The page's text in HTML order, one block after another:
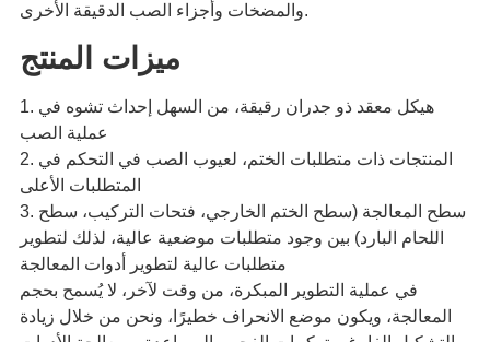
والمضخات وأجزاء الصب الدقيقة الأخرى.
ميزات المنتج
1. هيكل معقد ذو جدران رقيقة، من السهل إحداث تشوه في
2. المنتجات ذات متطلبات الختم، لعيوب الصب في التحكم في
المتطلبات الأعلى
3. سطح المعالجة (سطح الختم الخارجي، فتحات التركيب، سطح
اللحام البارد) بين وجود متطلبات موضعية عالية، لذلك لتطوير
متطلبات عالية لتطوير أدوات المعالجة
في عملية التطوير المبكرة، من وقت لآخر، لا يُسمح بحجم
المعالجة، ويكون موضع الانحراف خطيرًا، ونحن من خلال زيادة